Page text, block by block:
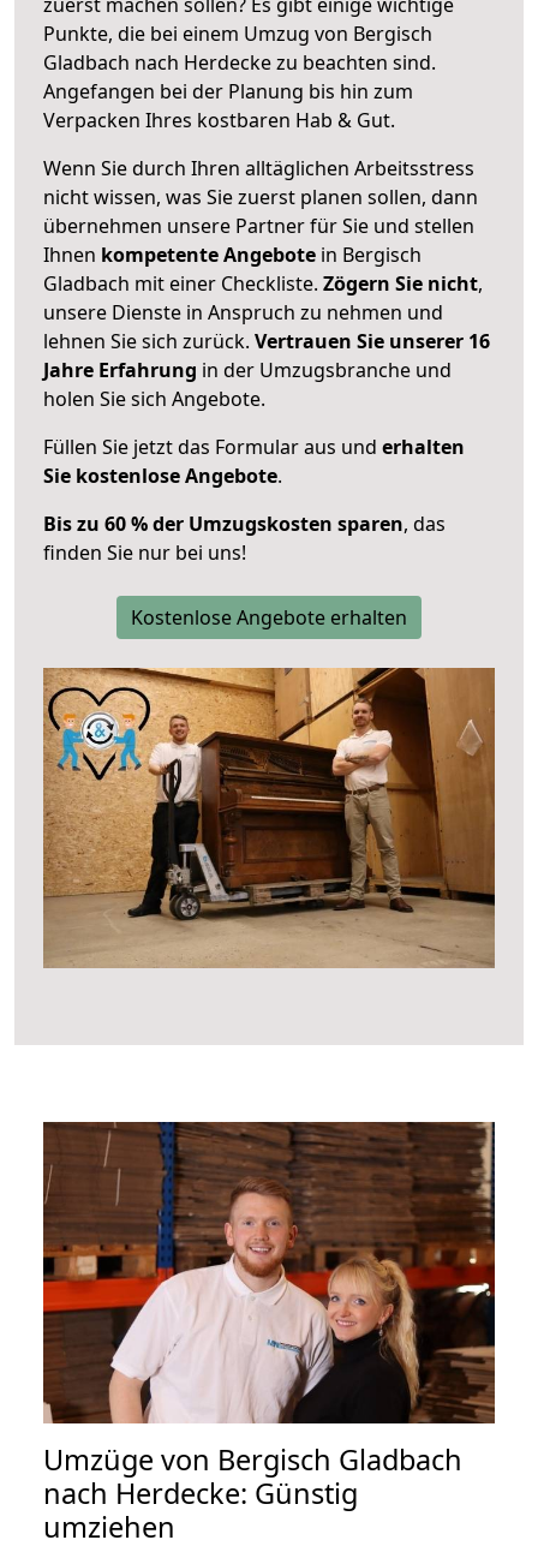
Punkte, die bei einem Umzug von Bergisch
Gladbach nach Herdecke zu beachten sind.
Angefangen bei der Planung bis hin zum
Verpacken Ihres kostbaren Hab & Gut.
Wenn Sie durch Ihren alltäglichen Arbeitsstress
nicht wissen, was Sie zuerst planen sollen, dann
übernehmen unsere Partner für Sie und stellen
Ihnen kompetente Angebote in Bergisch
Gladbach mit einer Checkliste. Zögern Sie nicht,
unsere Dienste in Anspruch zu nehmen und
lehnen Sie sich zurück. Vertrauen Sie unserer 16
Jahre Erfahrung in der Umzugsbranche und
holen Sie sich Angebote.
Füllen Sie jetzt das Formular aus und erhalten
Sie kostenlose Angebote.
Bis zu 60 % der Umzugskosten sparen, das
finden Sie nur bei uns!
Kostenlose Angebote erhalten
Umzüge von Bergisch Gladbach
nach Herdecke: Günstig
umziehen